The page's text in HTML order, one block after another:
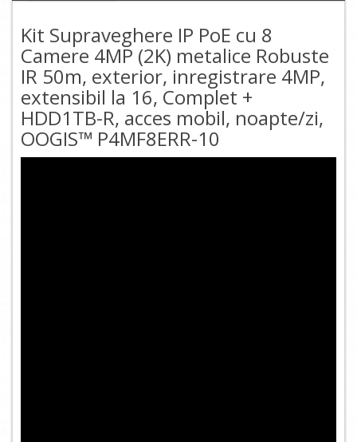
Kit Supraveghere IP PoE cu 8
Camere 4MP (2K) metalice Robuste
IR 50m, exterior, inregistrare 4MP,
extensibil la 16, Complet +
HDD1TB-R, acces mobil, noapte/zi,
OOGIS™ P4MF8ERR-10